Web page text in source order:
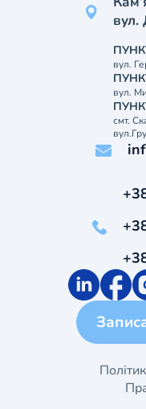
вул.
вул.
смт.